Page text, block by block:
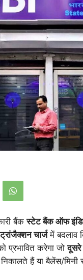
बैंकस्टेट बैंक ऑफ
चार्जमें बदलाव
प्रभावित करेगा जो
हैं या बैलेंस/